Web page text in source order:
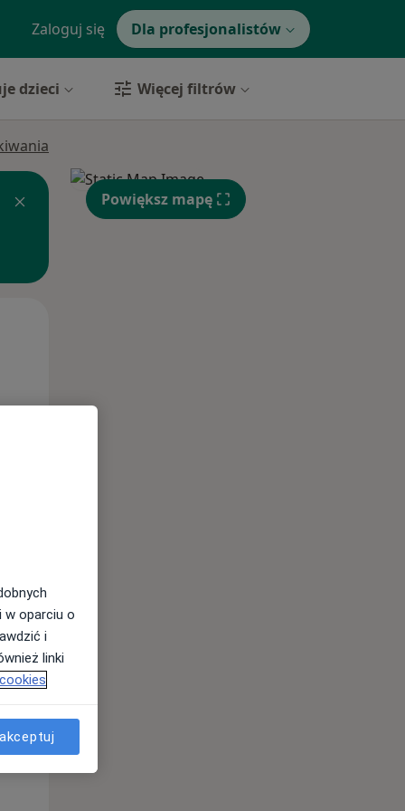
Zaloguj się Dla profesjonalistów
dzieci Więcej filtrów
Wt,
11 Sie
Powiększ mapę
w oparciu o
i
linki